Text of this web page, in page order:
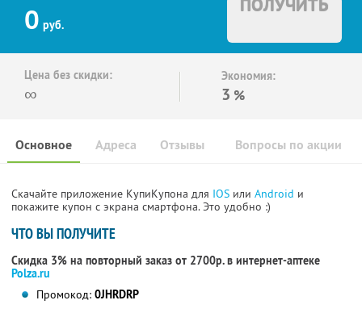
0 руб.
ПОЛУЧИТЬ
Цена без скидки:
∞
Экономия:
3 %
Основное Отзывы Вопросы по акции
Адреса
Скачайте приложение КупиКупона для IOS или Android и
покажите купон с экрана смартфона. Это удобно :)
ЧТО ВЫ ПОЛУЧИТЕ
Скидка 3% на повторный заказ от 2700р. в интернет-аптеке
Polza.ru
Промокод: 0JHRDRP